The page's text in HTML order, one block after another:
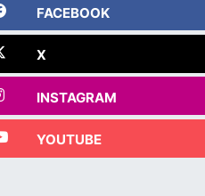
FACEBOOK
X
INSTAGRAM
YOUTUBE